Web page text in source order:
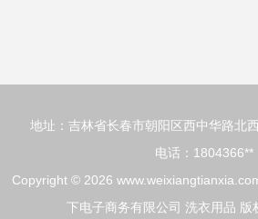
地址：吉林省长春市朝阳区西中华路北
电话：1804366**
Copyright © 2026
下电子商务有限公司 洗衣用品 版